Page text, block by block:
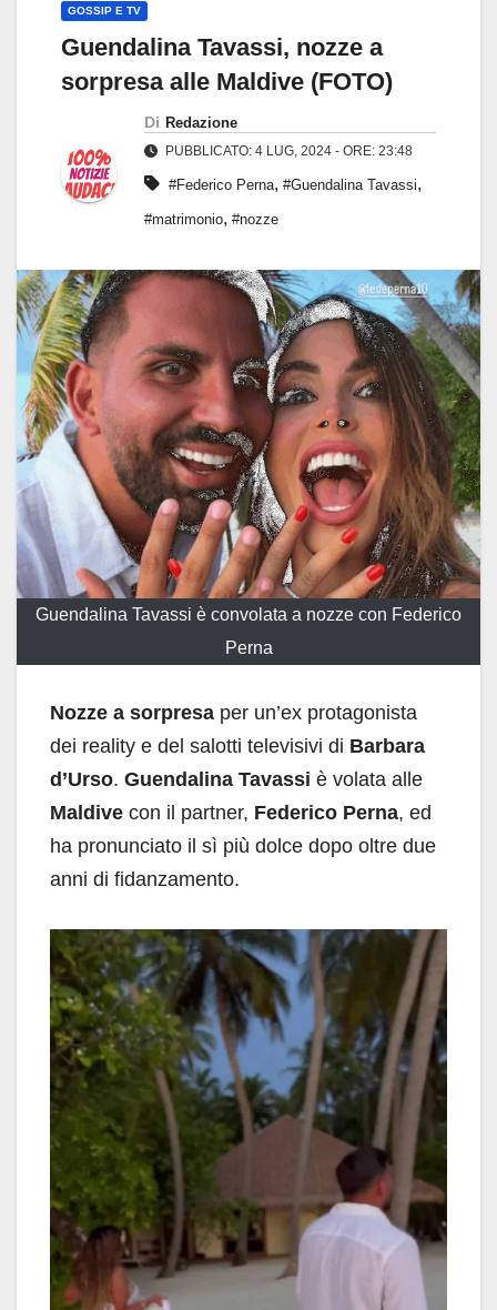
GOSSIP E TV
Guendalina Tavassi, nozze a
sorpresa alle Maldive (FOTO)
Di Redazione
PUBBLICATO: 4 LUG, 2024 - ORE: 23:48
#Federico Perna, #Guendalina Tavassi,
#matrimonio, #nozze
Guendalina Tavassi è convolata a nozze con Federico
Perna
Nozze a sorpresa per un’ex protagonista
dei reality e del salotti televisivi di Barbara
d’Urso. Guendalina Tavassi è volata alle
Maldive con il partner, Federico Perna, ed
ha pronunciato il sì più dolce dopo oltre due
anni di fidanzamento.